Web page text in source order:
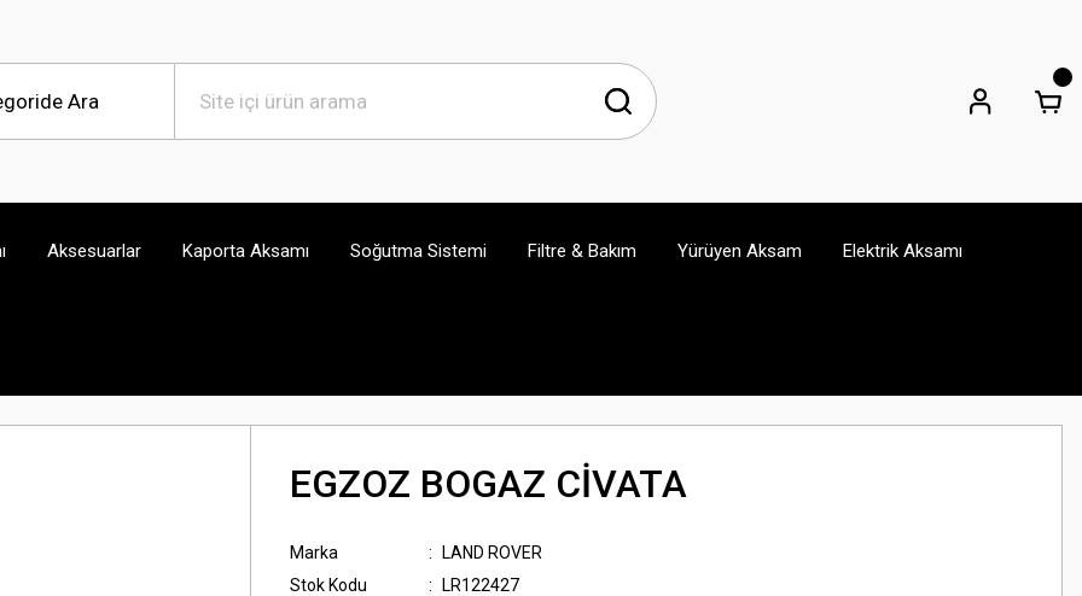
Aksesuarlar Kaporta Aksamı Soğutma Sistemi Filtre & Bakım Yürüyen Aksam Elektrik Aksamı
EGZOZ BOGAZ CİVATA
Marka
LAND ROVER
Stok Kodu
LR122427